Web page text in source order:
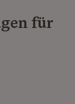
für